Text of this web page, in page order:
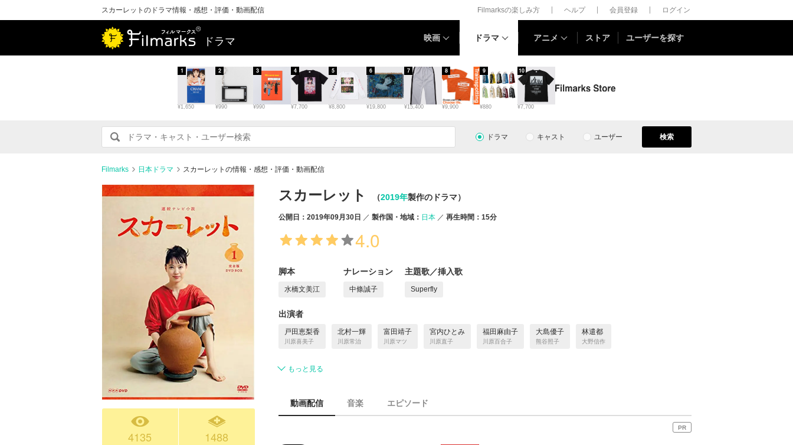
スカーレットのドラマ情報・感想・評価・動画配信 Filmarksの楽しみ方 ヘルプ 会員登録 ログイン
ドラマ 映画 ドラマ アニメ ストア ユーザーを探す
¥1,650
1
¥990
2
¥990
3
¥7,700
4
¥8,800
5
¥19,800
6
¥15,400
7
¥9,900
8
¥880
9
¥7,700
10
ドラマ キャスト ユーザー 検索
Filmarks 日本ドラマ スカーレットの情報・感想・評価・動画配信
4135 1488
スカーレット （2019年製作のドラマ）
公開日：2019年09月30日 製作国・地域： 日本 再生時間：15分
4.0
脚本
水橋文美江
ナレーション
中條誠子
主題歌／挿入歌
Superfly
出演者
戸田恵梨香
川原喜美子
北村一輝
川原常治
富田靖子
川原マツ
宮内ひとみ
川原直子
福田麻由子
川原百合子
大島優子
熊谷照子
林遣都
大野信作
もっと見る
動画配信 音楽 エピソード
PR